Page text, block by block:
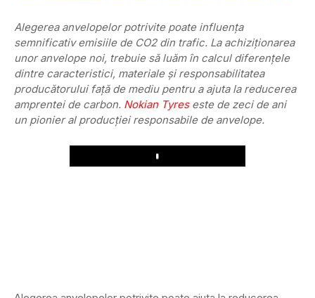
Alegerea anvelopelor potrivite poate influența
semnificativ emisiile de CO2 din trafic. La achiziționarea
unor anvelope noi, trebuie să luăm în calcul diferențele
dintre caracteristici, materiale și responsabilitatea
producătorului față de mediu pentru a ajuta la reducerea
amprentei de carbon. Nokian Tyreseste de zeci de ani
un pionier al producției responsabile de anvelope.
Play